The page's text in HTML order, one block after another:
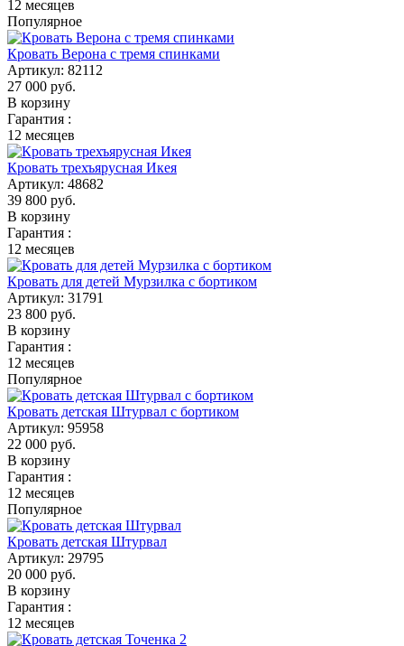
12 месяцев
Популярное
Кровать Верона с тремя спинками
Артикул: 82112
27 000 руб.
В корзину
Гарантия :
12 месяцев
Кровать трехъярусная Икея
Артикул: 48682
39 800 руб.
В корзину
Гарантия :
12 месяцев
Кровать для детей Мурзилка с бортиком
Артикул: 31791
23 800 руб.
В корзину
Гарантия :
12 месяцев
Популярное
Кровать детская Штурвал с бортиком
Артикул: 95958
22 000 руб.
В корзину
Гарантия :
12 месяцев
Популярное
Кровать детская Штурвал
Артикул: 29795
20 000 руб.
В корзину
Гарантия :
12 месяцев